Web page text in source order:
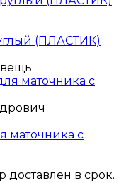
(ПЛАСТИК)
маточника с
доставлен в срок.